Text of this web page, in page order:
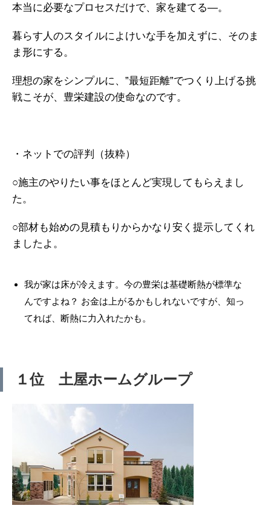
本当に必要なプロセスだけで、家を建てる―。
暮らす人のスタイルによけいな手を加えずに、そのま
ま形にする。
理想の家をシンプルに、”最短距離”でつくり上げる挑
戦こそが、豊栄建設の使命なのです。
・ネットでの評判（抜粋）
○施主のやりたい事をほとんど実現してもらえまし
た。
○部材も始めの見積もりからかなり安く提示してくれ
ましたよ。
我が家は床が冷えます。今の豊栄は基礎断熱が標準な
んですよね？ お金は上がるかもしれないですが、知っ
てれば、断熱に力入れたかも。
１位 土屋ホームグループ